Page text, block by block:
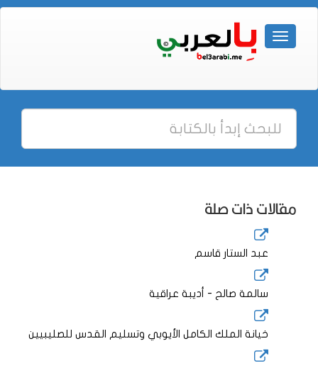
مقالات ذات صلة
عبد الستار قاسم
سالمة صالح - أديبة عراقية
خيانة الملك الكامل الأيوبي وتسليم القدس للصليبيين